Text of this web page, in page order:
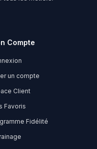
Compte
un compte
Client
Favoris
Fidélité